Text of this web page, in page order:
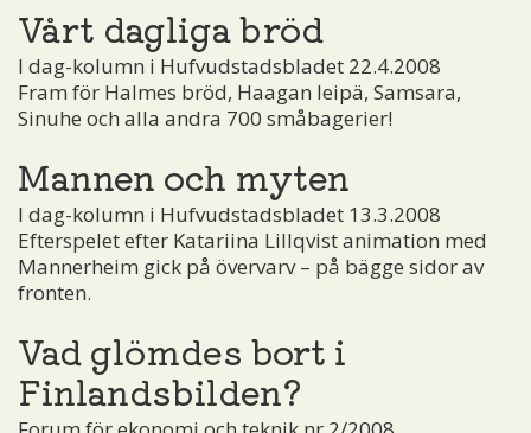
Vårt dagliga bröd
I dag-kolumn i Hufvudstadsbladet 22.4.2008
Fram för Halmes bröd, Haagan leipä, Samsara,
Sinuhe och alla andra 700 småbagerier!
Mannen och myten
I dag-kolumn i Hufvudstadsbladet 13.3.2008
Efterspelet efter Katariina Lillqvist animation med
Mannerheim gick på övervarv – på bägge sidor av
fronten.
Vad glömdes bort i
Finlandsbilden?